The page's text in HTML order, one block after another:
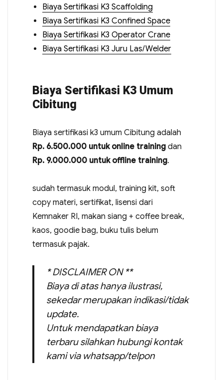
Biaya Sertifikasi K3 Scaffolding
Biaya Sertifikasi K3 Confined Space
Biaya Sertifikasi K3 Operator Crane
Biaya Sertifikasi K3 Juru Las/Welder
Biaya Sertifikasi K3 Umum
Cibitung
Biaya sertifikasi k3 umum Cibitung adalah
Rp. 6.500.000 untuk online trainingdan
Rp. 9.000.000 untuk offline training.
sudah termasuk modul, training kit, soft
copy materi, sertifikat, lisensi dari
Kemnaker RI, makan siang + coffee break,
kaos, goodie bag, buku tulis belum
termasuk pajak.
* DISCLAIMER ON **
Biaya di atas hanya ilustrasi,
sekedar merupakan indikasi/tidak
update.
Untuk mendapatkan biaya
terbaru silahkan hubungi kontak
kami via whatsapp/telpon